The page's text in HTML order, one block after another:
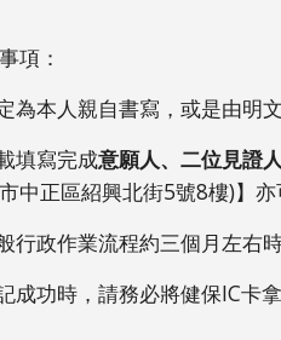
項：
為本人親自書寫，或是由明
填寫完成意願人、二位見證人
中正區紹興北街5號8樓)】
行政作業流程約三個月左右
成功時，請務必將健保IC卡